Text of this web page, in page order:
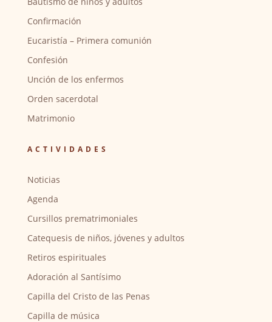
Confirmación
Eucaristía – Primera comunión
Confesión
Unción de los enfermos
Orden sacerdotal
Matrimonio
ACTIVIDADES
Noticias
Agenda
Cursillos prematrimoniales
Catequesis de niños, jóvenes y adultos
Retiros espirituales
Adoración al Santísimo
Capilla del Cristo de las Penas
Capilla de música